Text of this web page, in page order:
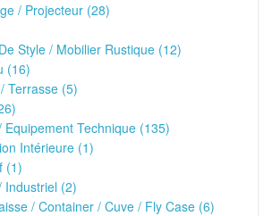
/ Projecteur (28)
Style / Mobilier Rustique (12)
(16)
Terrasse (5)
Technique (135)
Intérieure (1)
(1)
Industriel (2)
/ Container / Cuve / Fly Case (6)